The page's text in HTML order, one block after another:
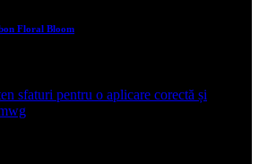
Floral Bloom